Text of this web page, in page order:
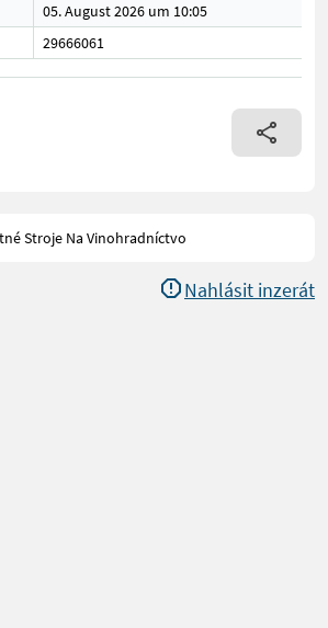
05. August 2026 um 10:05
29666061
Stroje Na Vinohradníctvo
Nahlásit inzerát